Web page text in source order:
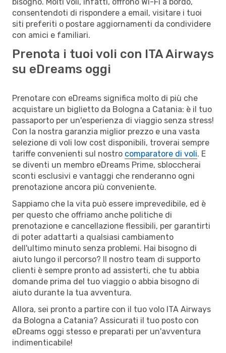
consentendoti di rispondere a email, visitare i tuoi
siti preferiti o postare aggiornamenti da condividere
con amici e familiari.
Prenota i tuoi voli con ITA Airways
su eDreams oggi
Prenotare con eDreams significa molto di più che
acquistare un biglietto da Bologna a Catania: è il tuo
passaporto per un'esperienza di viaggio senza stress!
Con la nostra garanzia miglior prezzo e una vasta
selezione di voli low cost disponibili, troverai sempre
tariffe convenienti sul nostro comparatore di voli. E
se diventi un membro eDreams Prime, sbloccherai
sconti esclusivi e vantaggi che renderanno ogni
prenotazione ancora più conveniente.
Sappiamo che la vita può essere imprevedibile, ed è
per questo che offriamo anche politiche di
prenotazione e cancellazione flessibili, per garantirti
di poter adattarti a qualsiasi cambiamento
dell'ultimo minuto senza problemi. Hai bisogno di
aiuto lungo il percorso? Il nostro team di supporto
clienti è sempre pronto ad assisterti, che tu abbia
domande prima del tuo viaggio o abbia bisogno di
aiuto durante la tua avventura.
Allora, sei pronto a partire con il tuo volo ITA Airways
da Bologna a Catania? Assicurati il tuo posto con
eDreams oggi stesso e preparati per un'avventura
indimenticabile!